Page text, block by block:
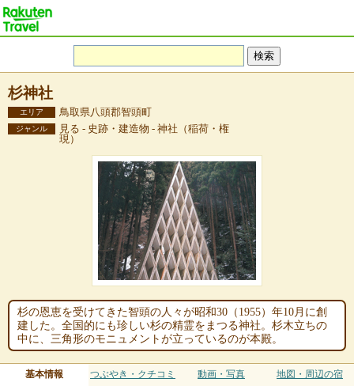
杉神社
エリア 鳥取県八頭郡智頭町
ジャンル
見る - 史跡・建造物 - 神社（稲荷・権
現）
杉の恩恵を受けてきた智頭の人々が昭和30（1955）年10月に創
建した。全国的にも珍しい杉の精霊をまつる神社。杉木立ちの
中に、三角形のモニュメントが立っているのが本殿。
基本情報 つぶやき・クチコミ 動画・写真 地図・周辺の宿